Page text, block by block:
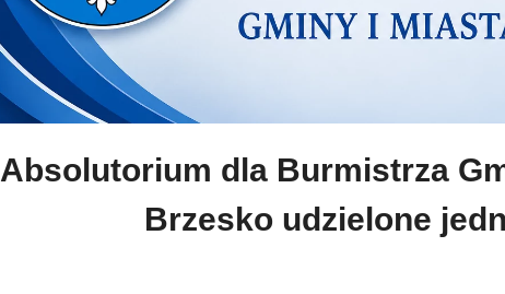
Absolutorium dla Burmistrza
Brzesko udzielone